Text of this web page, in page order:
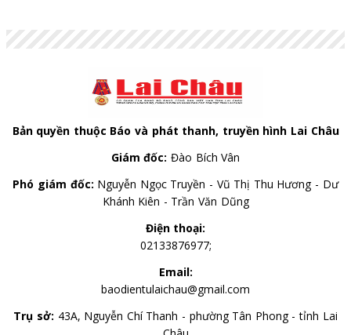
Bản quyền thuộc Báo và phát thanh, truyền hình Lai Châu
Giám đốc: Đào Bích Vân
Phó giám đốc: Nguyễn Ngọc Truyền - Vũ Thị Thu Hương - Dư
Khánh Kiên - Trần Văn Dũng
Điện thoại:
02133876977;
Email:
baodientulaichau@gmail.com
Trụ sở: 43A, Nguyễn Chí Thanh - phường Tân Phong - tỉnh Lai